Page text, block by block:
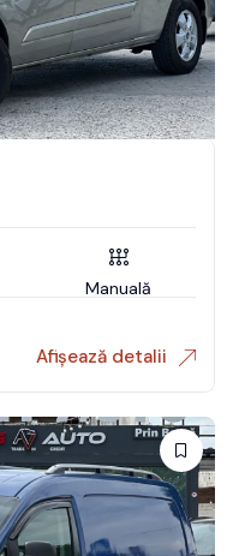
Manuală
Afișează detalii